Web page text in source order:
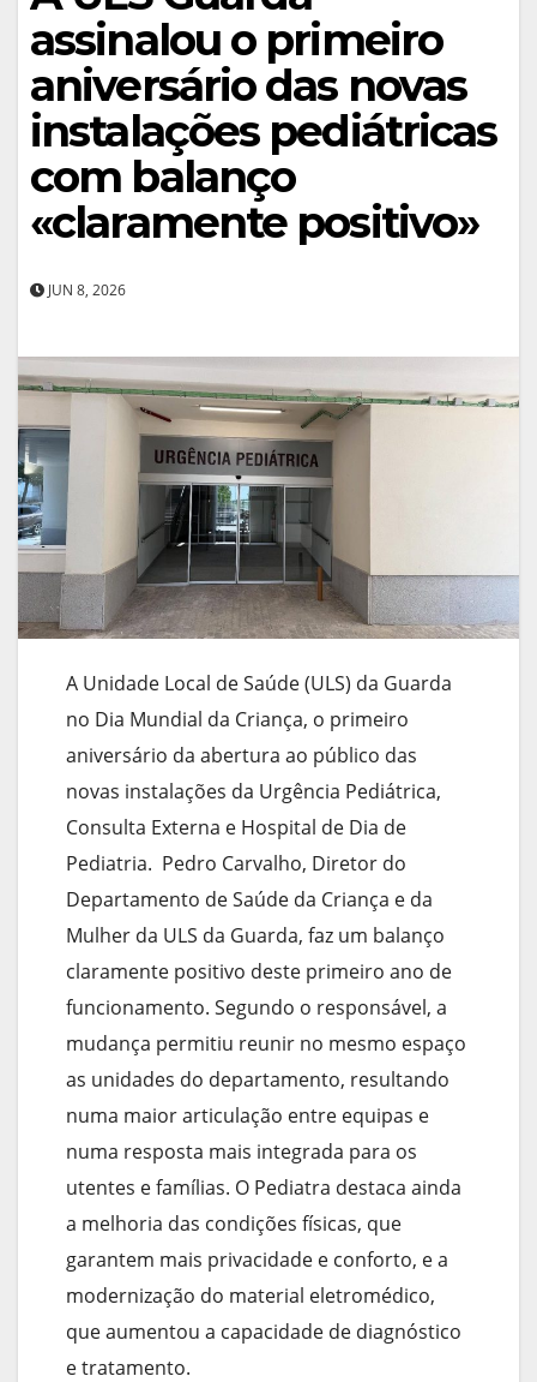
assinalou o primeiro
aniversário das novas
instalações pediátricas
com balanço
«claramente positivo»
JUN 8, 2026
A Unidade Local de Saúde (ULS) da Guarda
no Dia Mundial da Criança, o primeiro
aniversário da abertura ao público das
novas instalações da Urgência Pediátrica,
Consulta Externa e Hospital de Dia de
Pediatria. Pedro Carvalho, Diretor do
Departamento de Saúde da Criança e da
Mulher da ULS da Guarda, faz um balanço
claramente positivo deste primeiro ano de
funcionamento. Segundo o responsável, a
mudança permitiu reunir no mesmo espaço
as unidades do departamento, resultando
numa maior articulação entre equipas e
numa resposta mais integrada para os
utentes e famílias. O Pediatra destaca ainda
a melhoria das condições físicas, que
garantem mais privacidade e conforto, e a
modernização do material eletromédico,
que aumentou a capacidade de diagnóstico
e tratamento.